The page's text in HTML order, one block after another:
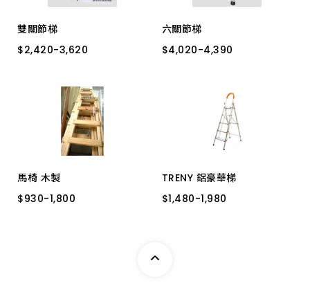
雙關節梯
$2,420-3,620
$2,420-3,620
14.5尺 2145=2140
2105=2100
16.5尺 2165=2160
六關節梯
$4,020-4,390
$4,020-4,390
16.5尺 6165=3160
馬椅 木製
$930-1,800
$930-1,800
TRENY 鋁豪華梯
$1,480-1,980
$1,480-1,980